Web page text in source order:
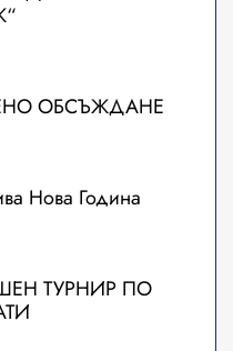
ОБСЪЖДАНЕ
Нова Година
ТУРНИР ПО